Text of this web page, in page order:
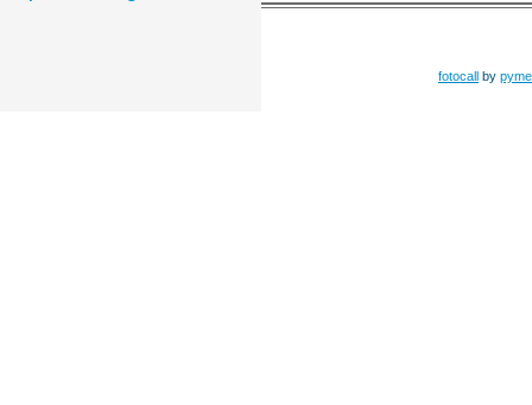
fotocall by